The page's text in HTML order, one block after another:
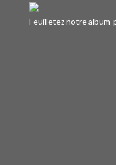
Feuilletez notre album-